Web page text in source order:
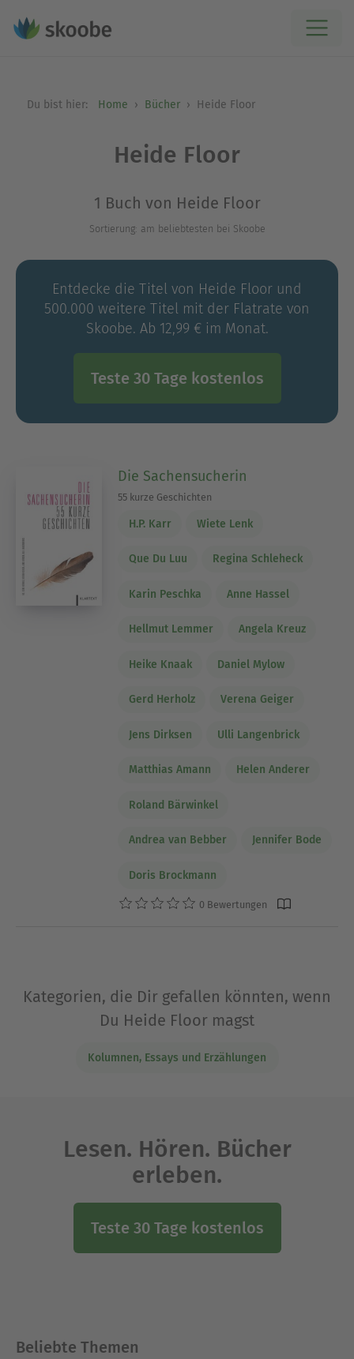
Du bist hier: Home Bücher Heide Floor
Heide Floor
1 Buch von Heide Floor
Sortierung: am beliebtesten bei Skoobe
Entdecke die Titel von Heide Floor und
500.000 weitere Titel mit der Flatrate von
Skoobe. Ab 12,99 € im Monat.
Teste 30 Tage kostenlos
Die Sachensucherin
55 kurze Geschichten
H.P. Karr Wiete Lenk
Que Du Luu Regina Schleheck
Karin Peschka Anne Hassel
Hellmut Lemmer Angela Kreuz
Heike Knaak Daniel Mylow
Gerd Herholz Verena Geiger
Jens Dirksen Ulli Langenbrick
Matthias Amann Helen Anderer
Roland Bärwinkel
Andrea van Bebber Jennifer Bode
Doris Brockmann
0 Bewertungen
Kategorien, die Dir gefallen könnten, wenn
Du Heide Floor magst
Kolumnen, Essays und Erzählungen
Lesen. Hören. Bücher
erleben.
Teste 30 Tage kostenlos
Beliebte Themen